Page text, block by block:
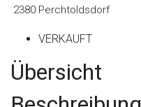
2380 Perchtoldsdorf
VERKAUFT
Übersicht